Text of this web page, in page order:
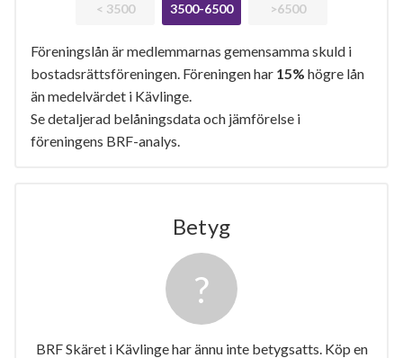
< 3500 3500-6500 >6500
Föreningslån är medlemmarnas gemensamma skuld i
bostadsrättsföreningen. Föreningen har 15% högre lån
än medelvärdet i Kävlinge.
Se detaljerad belåningsdata och jämförelse i
föreningens BRF-analys.
Betyg
BRF Skäret i Kävlinge har ännu inte betygsatts. Köp en